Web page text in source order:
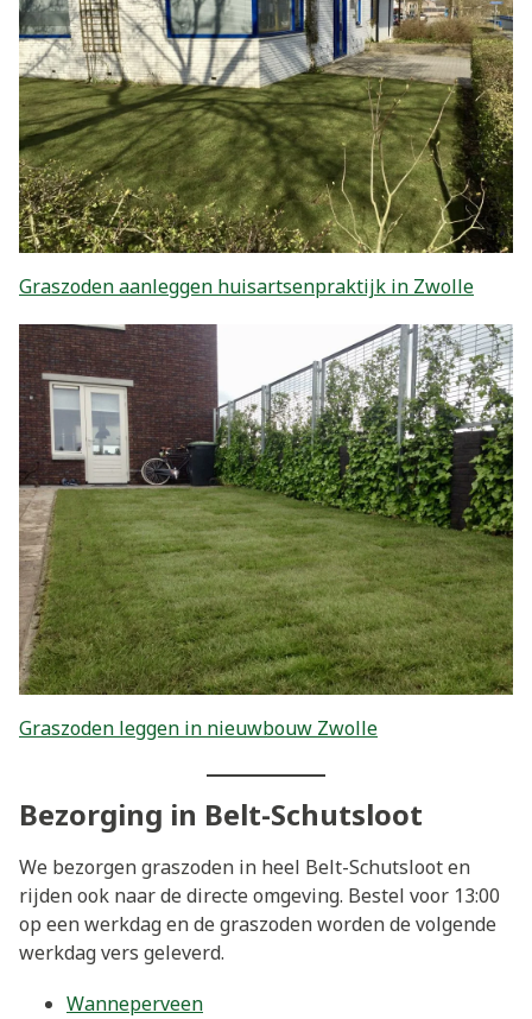
Graszoden aanleggen huisartsenpraktijk in Zwolle
Graszoden leggen in nieuwbouw Zwolle
Bezorging in Belt-Schutsloot
We bezorgen graszoden in heel Belt-Schutsloot en
rijden ook naar de directe omgeving. Bestel voor 13:00
op een werkdag en de graszoden worden de volgende
werkdag vers geleverd.
Wanneperveen